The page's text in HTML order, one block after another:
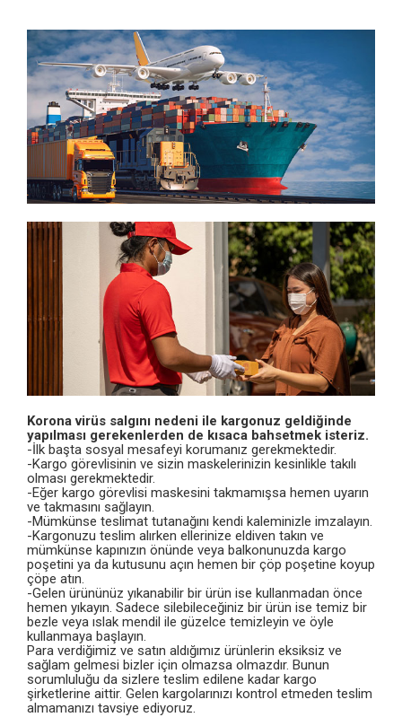
Korona virüs salgını nedeni ile kargonuz geldiğinde
yapılması gerekenlerden de kısaca bahsetmek isteriz.
-İlk başta sosyal mesafeyi korumanız gerekmektedir.
-Kargo görevlisinin ve sizin maskelerinizin kesinlikle takılı
olması gerekmektedir.
-Eğer kargo görevlisi maskesini takmamışsa hemen uyarın
ve takmasını sağlayın.
-Mümkünse teslimat tutanağını kendi kaleminizle imzalayın.
-Kargonuzu teslim alırken ellerinize eldiven takın ve
mümkünse kapınızın önünde veya balkonunuzda kargo
poşetini ya da kutusunu açın hemen bir çöp poşetine koyup
çöpe atın.
-Gelen ürününüz yıkanabilir bir ürün ise kullanmadan önce
hemen yıkayın. Sadece silebileceğiniz bir ürün ise temiz bir
bezle veya ıslak mendil ile güzelce temizleyin ve öyle
kullanmaya başlayın.
Para verdiğimiz ve satın aldığımız ürünlerin eksiksiz ve
sağlam gelmesi bizler için olmazsa olmazdır. Bunun
sorumluluğu da sizlere teslim edilene kadar kargo
şirketlerine aittir. Gelen kargolarınızı kontrol etmeden teslim
almamanızı tavsiye ediyoruz.